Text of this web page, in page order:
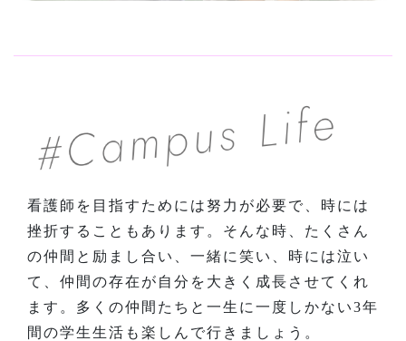
看護師を目指すためには努力が必要で、時には
挫折することもあります。そんな時、たくさん
の仲間と励まし合い、一緒に笑い、時には泣い
て、仲間の存在が自分を大きく成長させてくれ
ます。多くの仲間たちと一生に一度しかない3年
間の学生生活も楽しんで行きましょう。